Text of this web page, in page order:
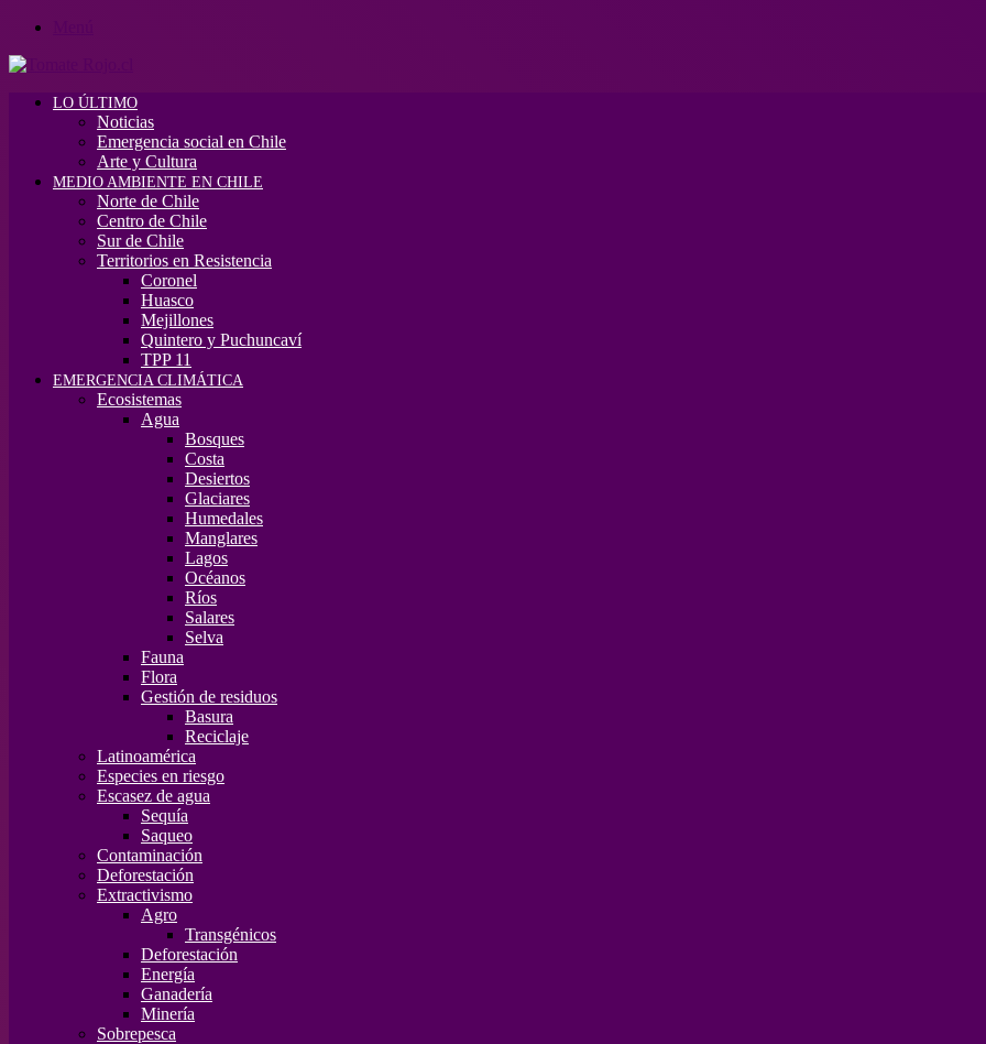
LO ÚLTIMO
Noticias
Emergencia social en Chile
Arte y Cultura
MEDIO AMBIENTE EN CHILE
Norte de Chile
Centro de Chile
Sur de Chile
Territorios en Resistencia
Coronel
Huasco
Mejillones
Quintero y Puchuncaví
TPP 11
EMERGENCIA CLIMÁTICA
Ecosistemas
Agua
Bosques
Costa
Desiertos
Glaciares
Humedales
Manglares
Lagos
Océanos
Ríos
Salares
Selva
Fauna
Flora
Gestión de residuos
Basura
Reciclaje
Latinoamérica
Especies en riesgo
Escasez de agua
Sequía
Saqueo
Contaminación
Deforestación
Extractivismo
Agro
Transgénicos
Deforestación
Energía
Ganadería
Minería
Sobrepesca